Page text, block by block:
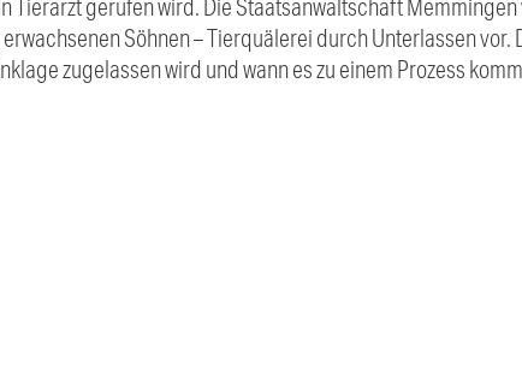
Tierarzt gerufen wird. Die Staatsanwaltschaft
Söhnen – Tierquälerei durch Unterlassen
zugelassen wird und wann es zu einem Prozess